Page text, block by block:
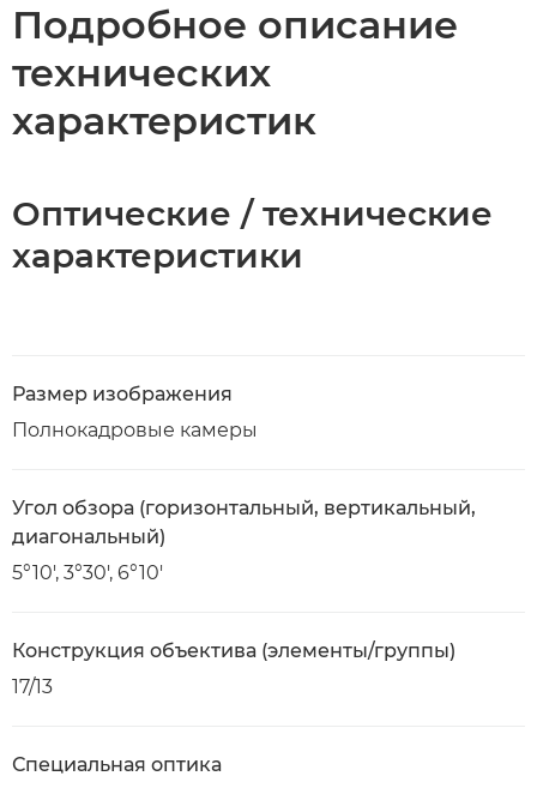
Подробное описание
технических
характеристик
Оптические / технические
характеристики
Размер изображения
Полнокадровые камеры
Угол обзора (горизонтальный, вертикальный,
диагональный)
5°10', 3°30', 6°10'
Конструкция объектива (элементы/группы)
17/13
Специальная оптика